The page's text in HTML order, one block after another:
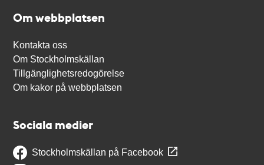
Om webbplatsen
Kontakta oss
Om Stockholmskällan
Tillgänglighetsredogörelse
Om kakor på webbplatsen
Sociala medier
Stockholmskällan på Facebook